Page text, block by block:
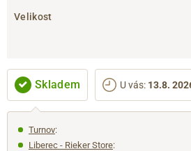
Velikost
Skladem U vás: 13.8.
Turnov:
Liberec - Rieker Store: